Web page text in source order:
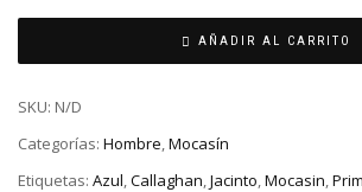
AÑADIR AL CARRITO
SKU: N/D
Categorías: Hombre,Mocasín
Etiquetas: Azul,Callaghan,Jacinto,Mocasin,